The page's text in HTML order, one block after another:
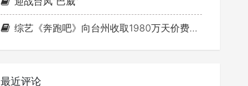
综艺《奔跑吧》向台州收取1980万天价费用事件
最近评论